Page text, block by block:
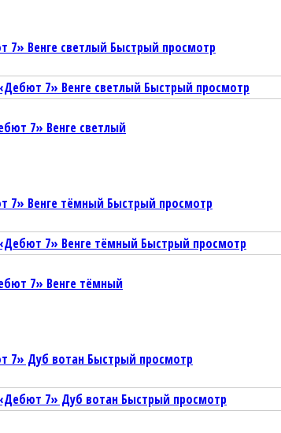
Быстрый просмотр
Быстрый просмотр
7» Венге светлый
Быстрый просмотр
Быстрый просмотр
7» Венге тёмный
Быстрый просмотр
Быстрый просмотр